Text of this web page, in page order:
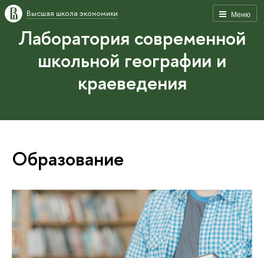
Меню
Высшая школа экономики
Лаборатория современной
школьной географии и
краеведения
Образование